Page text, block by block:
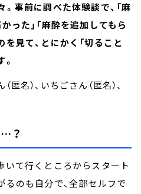
事前に調べた体験談で、「麻
った」「麻酔を追加してもら
見て、とにかく「切ること
名）、いちごさん（匿名）、
？
いて行くところからスタート
るのも自分で、全部セルフで